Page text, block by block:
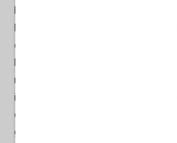
dell'anno scorso alla Columbia
negli Stati Uniti. Non ha commesso
il suo arresto, la sua detenzione e
dell'amministrazione Trump di
governo ha dichiarato che le opinioni